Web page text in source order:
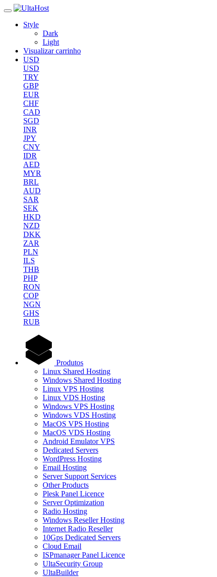
Style
Dark
Light
Visualizar carrinho
USD
USD
TRY
GBP
EUR
CHF
CAD
SGD
INR
JPY
CNY
IDR
AED
MYR
BRL
AUD
SAR
SEK
HKD
NZD
DKK
ZAR
PLN
ILS
THB
PHP
RON
COP
NGN
GHS
RUB
Produtos
Linux Shared Hosting
Windows Shared Hosting
Linux VPS Hosting
Linux VDS Hosting
Windows VPS Hosting
Windows VDS Hosting
MacOS VPS Hosting
MacOS VDS Hosting
Android Emulator VPS
Dedicated Servers
WordPress Hosting
Email Hosting
Server Support Services
Other Products
Plesk Panel Licence
Server Optimization
Radio Hosting
Windows Reseller Hosting
Internet Radio Reseller
10Gps Dedicated Servers
Cloud Email
ISPmanager Panel Licence
UltaSecurity Group
UltaBuilder